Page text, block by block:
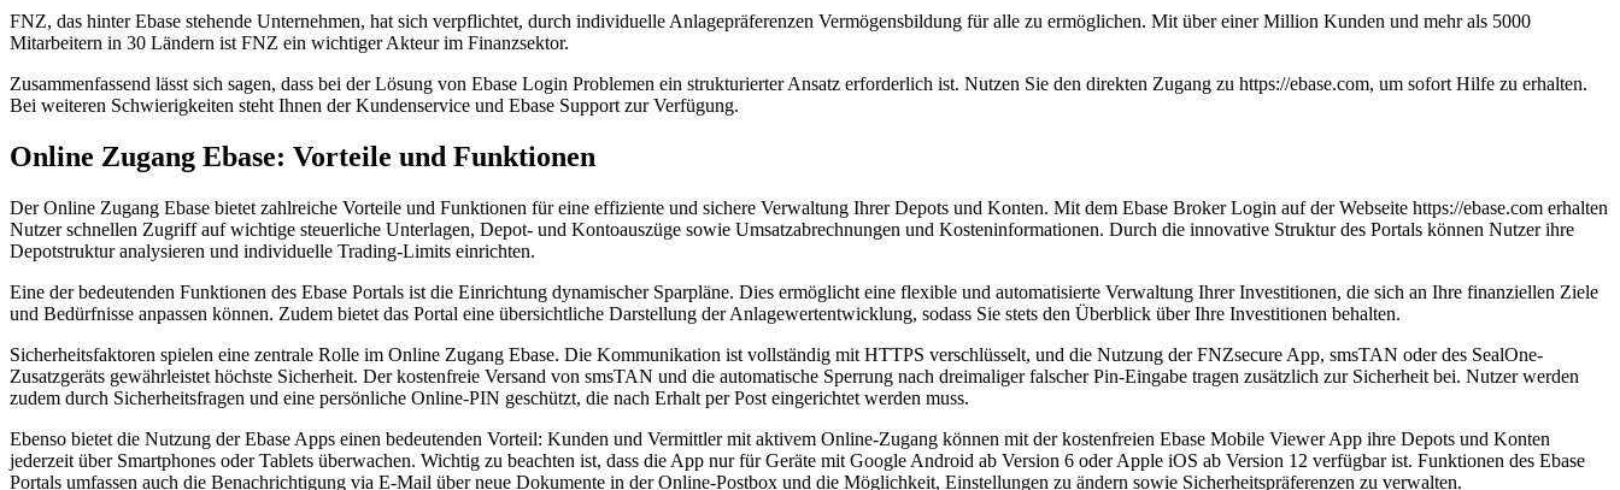
FNZ, das hinter Ebase stehende Unternehmen, hat sich verpflichtet, durch individuelle Anlagepräferenzen Vermögensbildung für alle zu ermöglichen. Mit über einer Million Kunden und mehr als 5000
Mitarbeitern in 30 Ländern ist FNZ ein wichtiger Akteur im Finanzsektor.
Zusammenfassend lässt sich sagen, dass bei der Lösung von Ebase Login Problemen ein strukturierter Ansatz erforderlich ist. Nutzen Sie den direkten Zugang zu https://ebase.com, um sofort Hilfe zu erhalten.
Bei weiteren Schwierigkeiten steht Ihnen der Kundenservice und Ebase Support zur Verfügung.
Online Zugang Ebase: Vorteile und Funktionen
Der Online Zugang Ebase bietet zahlreiche Vorteile und Funktionen für eine effiziente und sichere Verwaltung Ihrer Depots und Konten. Mit dem Ebase Broker Login auf der Webseite https://ebase.com erhalten
Nutzer schnellen Zugriff auf wichtige steuerliche Unterlagen, Depot- und Kontoauszüge sowie Umsatzabrechnungen und Kosteninformationen. Durch die innovative Struktur des Portals können Nutzer ihre
Depotstruktur analysieren und individuelle Trading-Limits einrichten.
Eine der bedeutenden Funktionen des Ebase Portals ist die Einrichtung dynamischer Sparpläne. Dies ermöglicht eine flexible und automatisierte Verwaltung Ihrer Investitionen, die sich an Ihre finanziellen Ziele
und Bedürfnisse anpassen können. Zudem bietet das Portal eine übersichtliche Darstellung der Anlagewertentwicklung, sodass Sie stets den Überblick über Ihre Investitionen behalten.
Sicherheitsfaktoren spielen eine zentrale Rolle im Online Zugang Ebase. Die Kommunikation ist vollständig mit HTTPS verschlüsselt, und die Nutzung der FNZsecure App, smsTAN oder des SealOne-
Zusatzgeräts gewährleistet höchste Sicherheit. Der kostenfreie Versand von smsTAN und die automatische Sperrung nach dreimaliger falscher Pin-Eingabe tragen zusätzlich zur Sicherheit bei. Nutzer werden
zudem durch Sicherheitsfragen und eine persönliche Online-PIN geschützt, die nach Erhalt per Post eingerichtet werden muss.
Ebenso bietet die Nutzung der Ebase Apps einen bedeutenden Vorteil: Kunden und Vermittler mit aktivem Online-Zugang können mit der kostenfreien Ebase Mobile Viewer App ihre Depots und Konten
jederzeit über Smartphones oder Tablets überwachen. Wichtig zu beachten ist, dass die App nur für Geräte mit Google Android ab Version 6 oder Apple iOS ab Version 12 verfügbar ist. Funktionen des Ebase
Portals umfassen auch die Benachrichtigung via E-Mail über neue Dokumente in der Online-Postbox und die Möglichkeit, Einstellungen zu ändern sowie Sicherheitspräferenzen zu verwalten.